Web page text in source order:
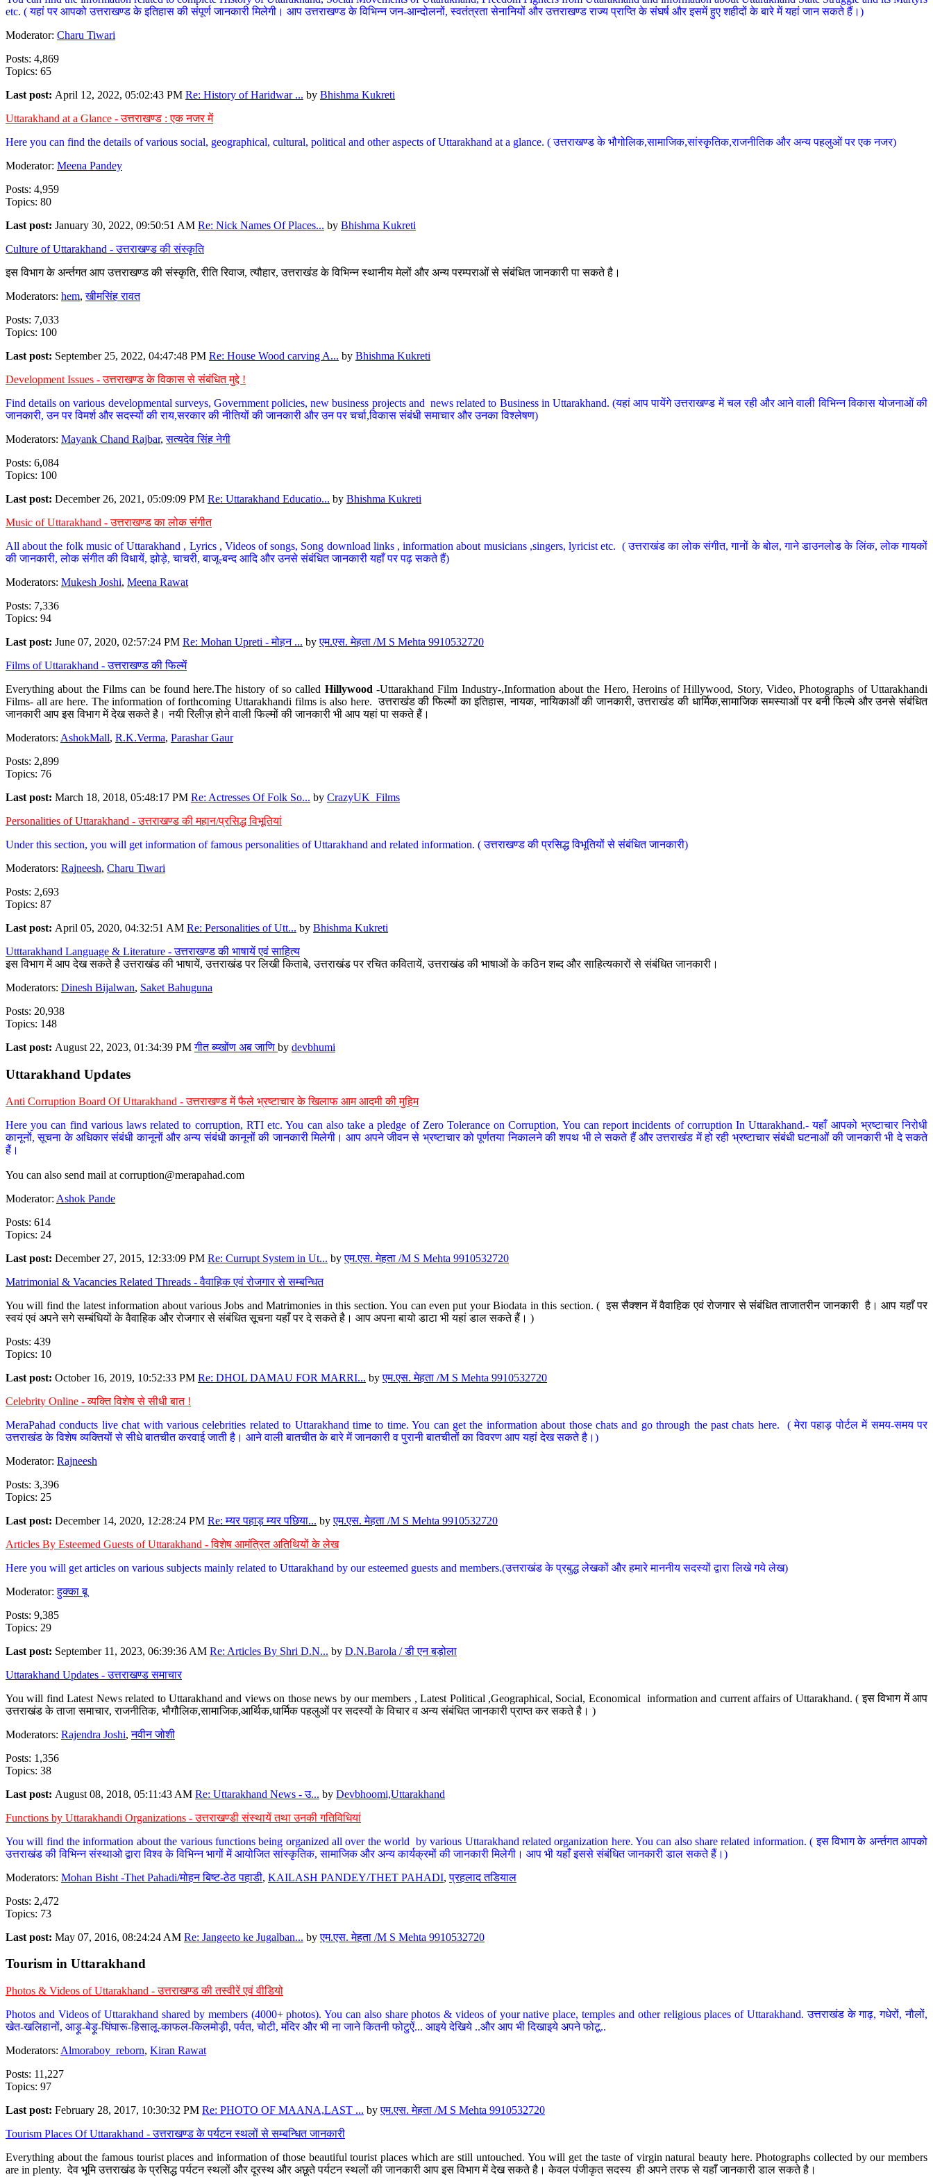
etc. ( यहां पर आपको उत्तराखण्ड के इतिहास की संपूर्ण जानकारी मिलेगी। आप उत्तराखण्ड के विभिन्न जन-आन्दोलनों, स्वतंत्रता सेनानियों और उत्तराखण्ड राज्य प्राप्ति के संघर्ष और इसमें हुए शहीदों के बारे में यहां जान सकते हैं।)
Moderator: Charu Tiwari
Posts: 4,869
Topics: 65
Last post: April 12, 2022, 05:02:43 PM Re: History of Haridwar ... by Bhishma Kukreti
Uttarakhand at a Glance - उत्तराखण्ड : एक नजर में
Here you can find the details of various social, geographical, cultural, political and other aspects of Uttarakhand at a glance. ( उत्तराखण्ड के भौगोलिक,सामाजिक,सांस्कृतिक,राजनीतिक और अन्य पहलुओं पर एक नजर)
Moderator: Meena Pandey
Posts: 4,959
Topics: 80
Last post: January 30, 2022, 09:50:51 AM Re: Nick Names Of Places... by Bhishma Kukreti
Culture of Uttarakhand - उत्तराखण्ड की संस्कृति
इस विभाग के अर्न्तगत आप उत्तराखण्ड की संस्कृति, रीति रिवाज, त्यौहार, उत्तराखंड के विभिन्न स्थानीय मेलों और अन्य परम्पराओं से संबंधित जानकारी पा सकते है।
Moderators: hem,खीमसिंह रावत
Posts: 7,033
Topics: 100
Last post: September 25, 2022, 04:47:48 PM Re: House Wood carving A... by Bhishma Kukreti
Development Issues - उत्तराखण्ड के विकास से संबंधित मुद्दे !
Find details on various developmental surveys, Government policies, new business projects and news related to Business in Uttarakhand. (यहां आप पायेंगे उत्तराखण्ड में चल रही और आने वाली विभिन्न विकास योजनाओं की
जानकारी, उन पर विमर्श और सदस्यों की राय,सरकार की नीतियों की जानकारी और उन पर चर्चा,विकास संबंधी समाचार और उनका विश्लेषण)
Moderators: Mayank Chand Rajbar,सत्यदेव सिंह नेगी
Posts: 6,084
Topics: 100
Last post: December 26, 2021, 05:09:09 PM Re: Uttarakhand Educatio... by Bhishma Kukreti
Music of Uttarakhand - उत्तराखण्ड का लोक संगीत
All about the folk music of Uttarakhand , Lyrics , Videos of songs, Song download links , information about musicians ,singers, lyricist etc. ( उत्तराखंड का लोक संगीत, गानों के बोल, गाने डाउनलोड के लिंक, लोक गायकों
की जानकारी, लोक संगीत की विधायें, झोड़े, चाचरी, बाजू-बन्द आदि और उनसे संबंधित जानकारी यहाँ पर पढ़ सकते हैं)
Moderators: Mukesh Joshi, Meena Rawat
Posts: 7,336
Topics: 94
Last post: June 07, 2020, 02:57:24 PM Re: Mohan Upreti - मोहन ... byएम.एस. मेहता /M S Mehta 9910532720
Films of Uttarakhand - उत्तराखण्ड की फिल्में
Everything about the Films can be found here.The history of so called Hillywood-Uttarakhand Film Industry-,Information about the Hero, Heroins of Hillywood, Story, Video, Photographs of Uttarakhandi
Films- all are here. The information of forthcoming Uttarakhandi films is also here. उत्तराखंड की फिल्मों का इतिहास, नायक, नायिकाओं की जानकारी, उत्तराखंड की धार्मिक,सामाजिक समस्याओं पर बनी फिल्मे और उनसे संबंधित
जानकारी आप इस विभाग में देख सकते है। नयी रिलीज़ होने वाली फिल्मों की जानकारी भी आप यहां पा सकते हैं।
Moderators: AshokMall, R.K.Verma, Parashar Gaur
Posts: 2,899
Topics: 76
Last post: March 18, 2018, 05:48:17 PM Re: Actresses Of Folk So... by CrazyUK_Films
Personalities of Uttarakhand - उत्तराखण्ड की महान/प्रसिद्ध विभूतियां
Under this section, you will get information of famous personalities of Uttarakhand and related information. ( उत्तराखण्ड की प्रसिद्ध विभूतियों से संबंधित जानकारी)
Moderators: Rajneesh, Charu Tiwari
Posts: 2,693
Topics: 87
Last post: April 05, 2020, 04:32:51 AM Re: Personalities of Utt... by Bhishma Kukreti
Utttarakhand Language & Literature - उत्तराखण्ड की भाषायें एवं साहित्य
इस विभाग में आप देख सकते है उत्तराखंड की भाषायें, उत्तराखंड पर लिखी किताबे, उत्तराखंड पर रचित कवितायें, उत्तराखंड की भाषाओं के कठिन शब्द और साहित्यकारों से संबंधित जानकारी।
Moderators: Dinesh Bijalwan, Saket Bahuguna
Posts: 20,938
Topics: 148
Last post: August 22, 2023, 01:34:39 PMगीत ब्य्खोंण अब जाणि by devbhumi
Uttarakhand Updates
Anti Corruption Board Of Uttarakhand - उत्तराखण्ड में फैले भ्रष्टाचार के खिलाफ आम आदमी की मुहिम
Here you can find various laws related to corruption, RTI etc. You can also take a pledge of Zero Tolerance on Corruption, You can report incidents of corruption In Uttarakhand.- यहाँ आपको भ्रष्टाचार निरोधी
कानूनों, सूचना के अधिकार संबंधी कानूनों और अन्य संबंधी कानूनों की जानकारी मिलेगी। आप अपने जीवन से भ्रष्टाचार को पूर्णतया निकालने की शपथ भी ले सकते हैं और उत्तराखंड में हो रही भ्रष्टाचार संबंधी घटनाओं की जानकारी भी दे सकते
हैं।
You can also send mail at corruption@merapahad.com
Moderator: Ashok Pande
Posts: 614
Topics: 24
Last post: December 27, 2015, 12:33:09 PM Re: Currupt System in Ut... byएम.एस. मेहता /M S Mehta 9910532720
Matrimonial & Vacancies Related Threads - वैवाहिक एवं रोजगार से सम्बन्धित
You will find the latest information about various Jobs and Matrimonies in this section. You can even put your Biodata in this section. ( इस सैक्शन में वैवाहिक एवं रोजगार से संबंधित ताजातरीन जानकारी है। आप यहाँ पर
स्वयं एवं अपने सगे सम्बंधियों के वैवाहिक और रोजगार से संबंधित सूचना यहाँ पर दे सकते है। आप अपना बायो डाटा भी यहां डाल सकते हैं। )
Posts: 439
Topics: 10
Last post: October 16, 2019, 10:52:33 PM Re: DHOL DAMAU FOR MARRI... byएम.एस. मेहता /M S Mehta 9910532720
Celebrity Online - व्यक्ति विशेष से सीधी बात !
MeraPahad conducts live chat with various celebrities related to Uttarakhand time to time. You can get the information about those chats and go through the past chats here. ( मेरा पहाड़ पोर्टल में समय-समय पर
उत्तराखंड के विशेष व्यक्तियों से सीधे बातचीत करवाई जाती है। आने वाली बातचीत के बारे में जानकारी व पुरानी बातचीतों का विवरण आप यहां देख सकते है।)
Moderator: Rajneesh
Posts: 3,396
Topics: 25
Last post: December 14, 2020, 12:28:24 PM Re: म्यर पहाड़ म्यर पछिया... byएम.एस. मेहता /M S Mehta 9910532720
Articles By Esteemed Guests of Uttarakhand - विशेष आमंत्रित अतिथियों के लेख
Here you will get articles on various subjects mainly related to Uttarakhand by our esteemed guests and members.(उत्तराखंड के प्रबुद्ध लेखकों और हमारे माननीय सदस्यों द्वारा लिखे गये लेख)
Moderator:हुक्का बू
Posts: 9,385
Topics: 29
Last post: September 11, 2023, 06:39:36 AM Re: Articles By Shri D.N... by D.N.Barola / डी एन बड़ोला
Uttarakhand Updates - उत्तराखण्ड समाचार
You will find Latest News related to Uttarakhand and views on those news by our members , Latest Political ,Geographical, Social, Economical information and current affairs of Uttarakhand. ( इस विभाग में आप
उत्तराखंड के ताजा समाचार, राजनीतिक, भौगौलिक,सामाजिक,आर्थिक,धार्मिक पहलुओं पर सदस्यों के विचार व अन्य संबंधित जानकारी प्राप्त कर सकते है। )
Moderators: Rajendra Joshi,नवीन जोशी
Posts: 1,356
Topics: 38
Last post: August 08, 2018, 05:11:43 AM Re: Uttarakhand News - उ... by Devbhoomi,Uttarakhand
Functions by Uttarakhandi Organizations - उत्तराखण्डी संस्थायें तथा उनकी गतिविधियां
You will find the information about the various functions being organized all over the world by various Uttarakhand related organization here. You can also share related information. ( इस विभाग के अर्न्तगत आपको
उत्तराखंड की विभिन्न संस्थाओ द्वारा विश्व के विभिन्न भागों में आयोजित सांस्कृतिक, सामाजिक और अन्य कार्यक्रमों की जानकारी मिलेगी। आप भी यहाँ इससे संबंधित जानकारी डाल सकते हैं।)
Moderators: Mohan Bisht -Thet Pahadi/मोहन बिष्ट-ठेठ पहाडी, KAILASH PANDEY/THET PAHADI,प्रहलाद तडियाल
Posts: 2,472
Topics: 73
Last post: May 07, 2016, 08:24:24 AM Re: Jangeeto ke Jugalban... byएम.एस. मेहता /M S Mehta 9910532720
Tourism in Uttarakhand
Photos & Videos of Uttarakhand - उत्तराखण्ड की तस्वीरें एवं वीडियो
Photos and Videos of Uttarakhand shared by members (4000+ photos). You can also share photos & videos of your native place, temples and other religious places of Uttarakhand. उत्तराखंड के गाढ़, गधेरों, नौलों,
खेत-खलिहानों, आड़ू-बेड़ू-घिंघारू-हिसालू-काफल-किलमोड़ी, पर्वत, चोटी, मंदिर और भी ना जाने कितनी फोटुऐं... आइये देखिये ..और आप भी दिखाइये अपने फोटू..
Moderators: Almoraboy_reborn, Kiran Rawat
Posts: 11,227
Topics: 97
Last post: February 28, 2017, 10:30:32 PM Re: PHOTO OF MAANA,LAST ... byएम.एस. मेहता /M S Mehta 9910532720
Tourism Places Of Uttarakhand - उत्तराखण्ड के पर्यटन स्थलों से सम्बन्धित जानकारी
Everything about the famous tourist places and information of those beautiful tourist places which are still untouched. You will get the taste of virgin natural beauty here. Photographs collected by our members
are in plenty. देव भूमि उत्तराखंड के प्रसिद्ध पर्यटन स्थलों और दूरस्थ और अछूते पर्यटन स्थलों की जानकारी आप इस विभाग में देख सकते है। केवल पंजीकृत सदस्य ही अपने तरफ से यहाँ जानकारी डाल सकते है।